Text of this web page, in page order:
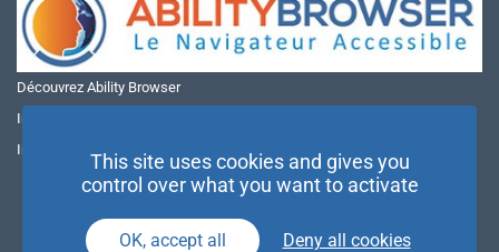
Découvrez Ability Browser
Installer Ability Browser sur Windows
Installer Ability Browser sur Mac
This site uses cookies and gives you
control over what you want to activate
OK, accept all Deny all cookies